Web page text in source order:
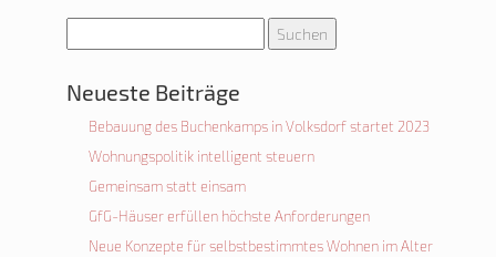
nach:
Neueste Beiträge
Bebauung des Buchenkamps in Volksdorf startet 2023
Wohnungspolitik intelligent steuern
Gemeinsam statt einsam
GfG-Häuser erfüllen höchste Anforderungen
Neue Konzepte für selbstbestimmtes Wohnen im Alter